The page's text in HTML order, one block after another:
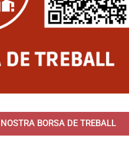
BORSA DE TREBALL